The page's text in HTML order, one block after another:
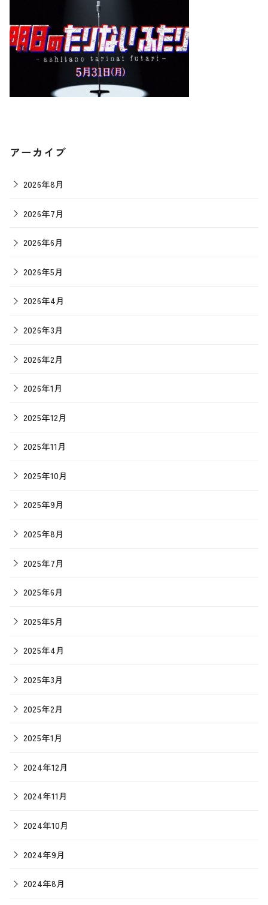
アーカイブ
2026年8月
2026年7月
2026年6月
2026年5月
2026年4月
2026年3月
2026年2月
2026年1月
2025年12月
2025年11月
2025年10月
2025年9月
2025年8月
2025年7月
2025年6月
2025年5月
2025年4月
2025年3月
2025年2月
2025年1月
2024年12月
2024年11月
2024年10月
2024年9月
2024年8月